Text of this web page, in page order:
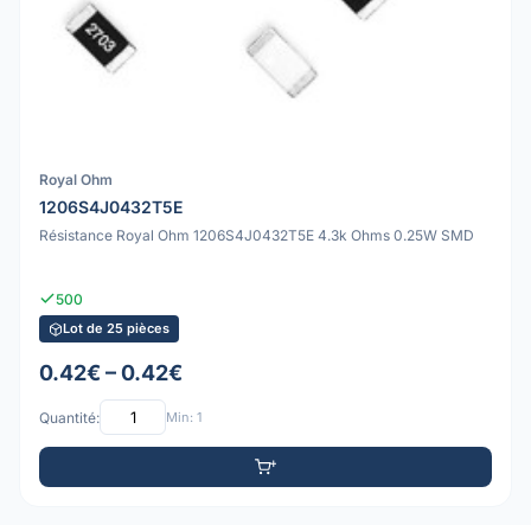
Royal Ohm
1206S4J0432T5E
Résistance Royal Ohm 1206S4J0432T5E 4.3k Ohms 0.25W SMD
500
Lot de 25 pièces
0.42€ – 0.42€
Quantité: Min: 1